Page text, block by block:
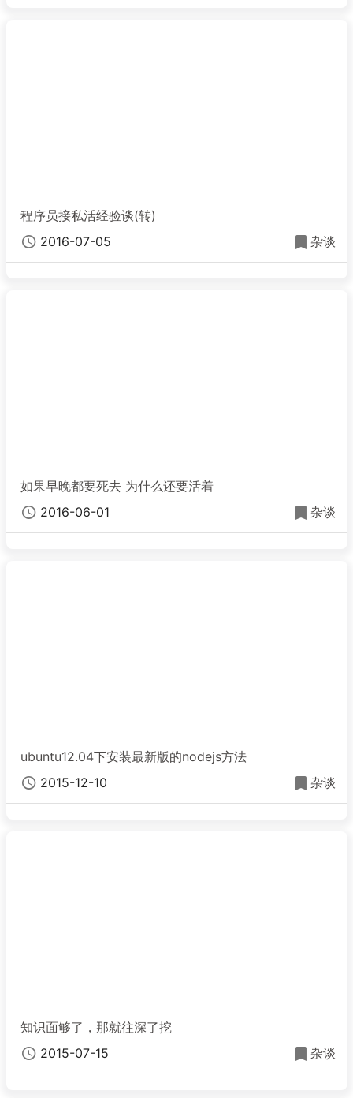
程序员接私活经验谈(转)
2016-07-05
杂谈
如果早晚都要死去 为什么还要活着
2016-06-01
杂谈
ubuntu12.04下安装最新版的nodejs方法
2015-12-10
杂谈
知识面够了，那就往深了挖
2015-07-15
杂谈